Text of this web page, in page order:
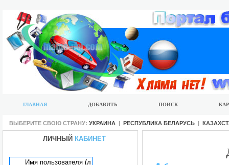
ГЛАВНАЯ ДОБАВИТЬ ПОИСК
ВЫБЕРИТЕ СВОЮ СТРАНУ: УКРАИНА | РЕСПУБЛИКА БЕЛАРУСЬ |
ЛИЧНЫЙ КАБИНЕТ